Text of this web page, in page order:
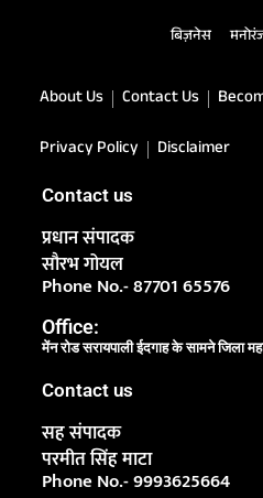
बिज़नेस
About Us Contact Us
Privacy Policy
Disclaimer
Contact us
प्रधान संपादक
सौरभ गोयल
Phone No.- 87701 65576
Office:
मेंन रोड सरायपाली ईदगाह के सामने जिला
Contact us
सह संपादक
परमीत सिंह माटा
Phone No.- 9993625664